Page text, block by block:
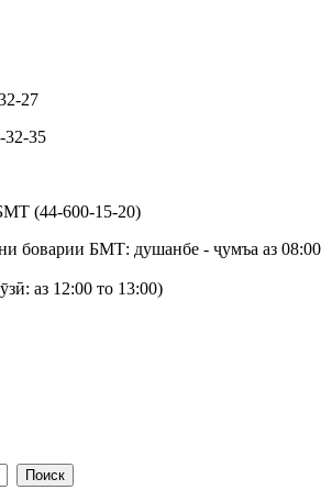
27
32-35
(44-600-15-20)
боварии БМТ: душанбе - ҷумъа аз 08:00
аз 12:00 то 13:00)
Поиск